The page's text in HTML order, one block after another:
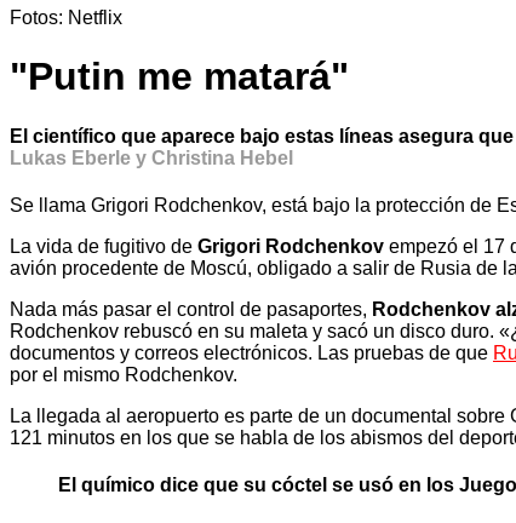
Fotos: Netflix
"Putin me matará"
El científico que aparece bajo estas líneas asegura
Lukas Eberle y Christina Hebel
Se llama Grigori Rodchenkov, está bajo la protección de
La vida de fugitivo de Grigori Rodchenkov empezó el 17
avión procedente de Moscú, obligado a salir de Rusia de
Nada más pasar el control de pasaportes, Rodchenkov
Rodchenkov rebuscó en su maleta y sacó un disco duro.
documentos y correos electrónicos. Las pruebas de que
por el mismo Rodchenkov.
La llegada al aeropuerto es parte de un documental
121 minutos en los que se habla de los abismos del
El químico dice que su cóctel se usó en los